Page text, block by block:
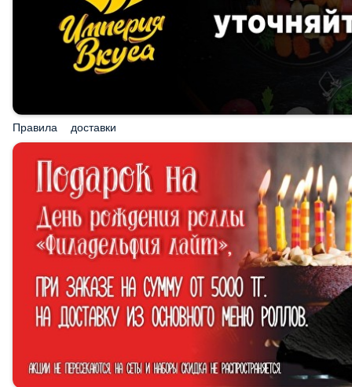
Филадельфия для именинника